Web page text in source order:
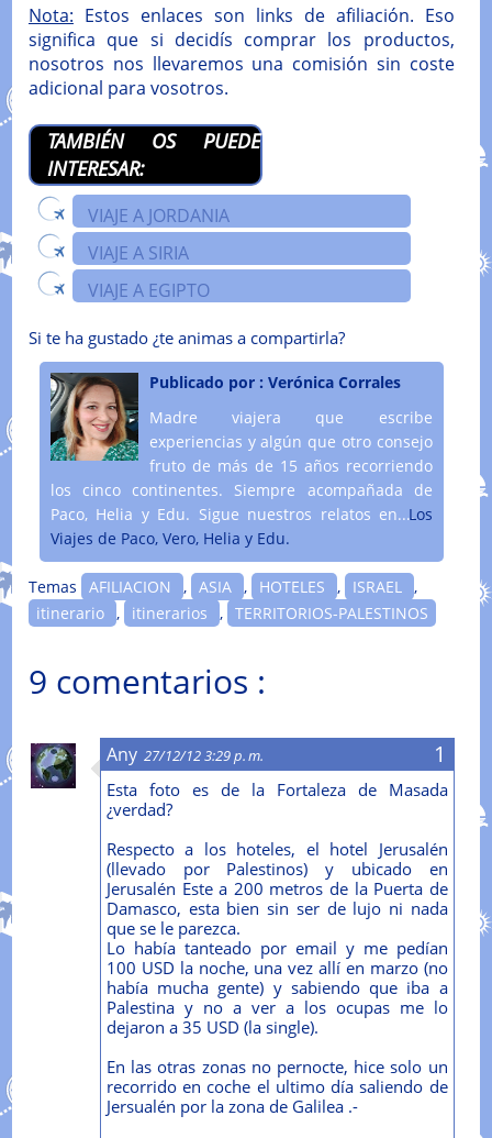
Nota: Estos enlaces son links de afiliación. Eso
significa que si decidís comprar los productos,
nosotros nos llevaremos una comisión sin coste
adicional para vosotros.
TAMBIÉN OS PUEDE
INTERESAR:
VIAJE A JORDANIA
VIAJE A SIRIA
VIAJE A EGIPTO
Si te ha gustado ¿te animas a compartirla?
Publicado por : Verónica Corrales
Madre viajera que escribe
experiencias y algún que otro consejo
fruto de más de 15 años recorriendo
los cinco continentes. Siempre acompañada de
Paco, Helia y Edu. Sigue nuestros relatos en....
Los
Viajes de Paco, Vero, Helia y Edu.
Temas AFILIACION , ASIA , HOTELES , ISRAEL ,
itinerario , itinerarios , TERRITORIOS-PALESTINOS
9 comentarios :
Any 27/12/12 3:29 p. m.
Esta foto es de la Fortaleza de Masada
¿verdad?
Respecto a los hoteles, el hotel Jerusalén
(llevado por Palestinos) y ubicado en
Jerusalén Este a 200 metros de la Puerta de
Damasco, esta bien sin ser de lujo ni nada
que se le parezca.
Lo había tanteado por email y me pedían
100 USD la noche, una vez allí en marzo (no
había mucha gente) y sabiendo que iba a
Palestina y no a ver a los ocupas me lo
dejaron a 35 USD (la single).
En las otras zonas no pernocte, hice solo un
recorrido en coche el ultimo día saliendo de
Jersualén por la zona de Galilea .-